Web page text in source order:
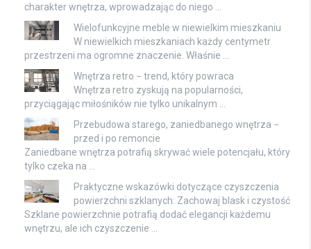
charakter wnętrza, wprowadzając do niego …
Wielofunkcyjne meble w niewielkim mieszkaniu
W niewielkich mieszkaniach każdy centymetr
przestrzeni ma ogromne znaczenie. Właśnie …
Wnętrza retro − trend, który powraca
Wnętrza retro zyskują na popularności,
przyciągając miłośników nie tylko unikalnym …
Przebudowa starego, zaniedbanego wnętrza −
przed i po remoncie
Zaniedbane wnętrza potrafią skrywać wiele potencjału, który
tylko czeka na …
Praktyczne wskazówki dotyczące czyszczenia
powierzchni szklanych: Zachowaj blask i czystość
Szklane powierzchnie potrafią dodać elegancji każdemu
wnętrzu, ale ich czyszczenie …